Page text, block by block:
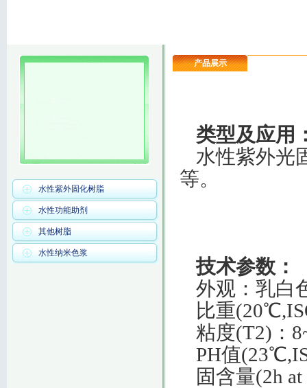
水性紫外固化树脂
水性功能助剂
其他树脂
水性纳米色浆
产品展示
类型及应用
水性紫外光
等。
技术参数：
外观：乳白
比重
粘度(T2)：
PH值
固含量(2h